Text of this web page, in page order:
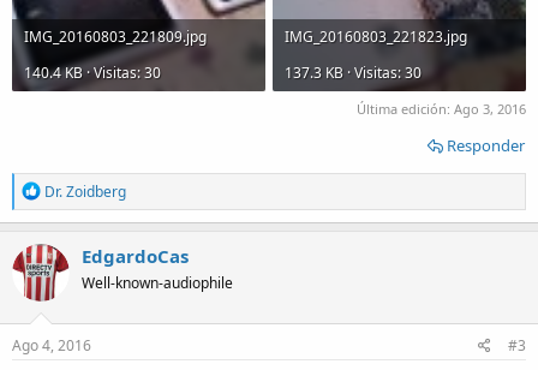
IMG_20160803_221809.jpg
140.4 KB · Visitas: 30
IMG_20160803_221823.jpg
137.3 KB · Visitas: 30
Última edición: Ago 3, 2016
Responder
R
e
a
c
t
i
o
n
s
Dr. Zoidberg
EdgardoCas
Well-known-audiophile
Ago 4, 2016 #3